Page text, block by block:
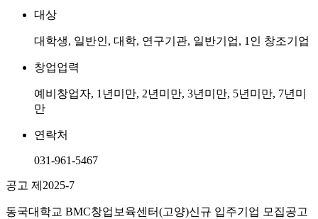
대상
대학생, 일반인, 대학, 연구기관, 일반기업, 1인 창조기업
창업업력
예비창업자, 1년미만, 2년미만, 3년미만, 5년미만, 7년미
만
연락처
031-961-5467
공고 제2025-7
동국대학교 BMC창업보육센터(고양)신규 입주기업 모집공고